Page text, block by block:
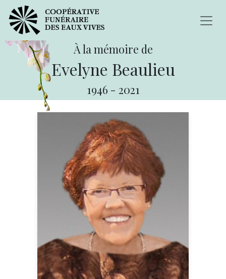
À la mémoire de
Evelyne Beaulieu
1946 - 2021